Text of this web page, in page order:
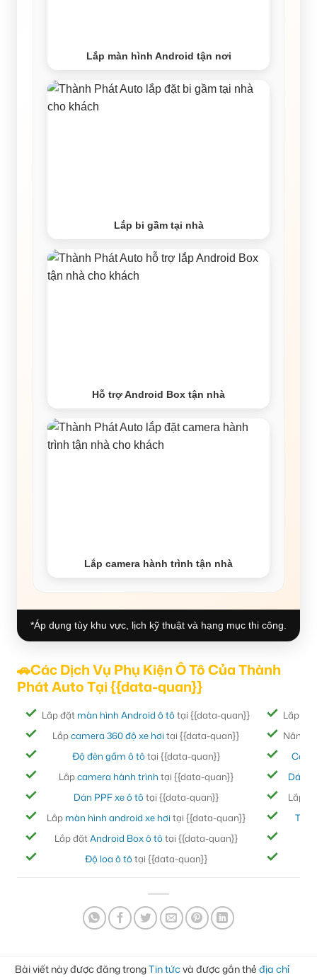
Lắp màn hình Android tận nơi
Lắp bi gầm tại nhà
Hỗ trợ Android Box tận nhà
Lắp camera hành trình tận nhà
*Áp dụng tùy khu vực, lịch kỹ thuật và hạng mục thi công.
🚗Các Dịch Vụ Phụ Kiện Ô Tô Của Thành
Phát Auto Tại {{data-quan}}
Lắp đặt màn hình Android ô tôtại {{data-quan}}
Lắpcamera 360 độ xe hơi tại {{data-quan}}
Độ đèn gầm ô tôtại {{data-quan}}
Lắpcamera hành trình tại {{data-quan}}
Dán PPF xe ô tôtại {{data-quan}}
Lắp màn hình android xe hơi tại {{data-quan}}
Lắp đặtAndroid Box ô tôtại {{data-quan}}
Độ loa ô tôtại {{data-quan}}
Lắp
Nâng
Dán
Lắp
Bài viết này được đăng trongTin tứcvà được gắn thẻ địa chỉ